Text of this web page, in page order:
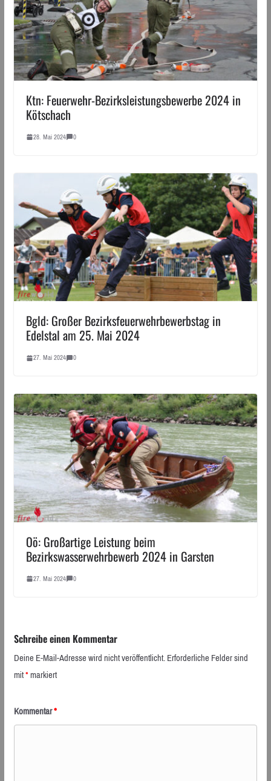
Ktn: Feuerwehr-Bezirksleistungsbewerbe 2024 in
Kötschach
28. Mai 2024 0
Bgld: Großer Bezirksfeuerwehrbewerbstag in
Edelstal am 25. Mai 2024
27. Mai 2024 0
Oö: Großartige Leistung beim
Bezirkswasserwehrbewerb 2024 in Garsten
27. Mai 2024 0
Schreibe einen Kommentar
Deine E-Mail-Adresse wird nicht veröffentlicht.Erforderliche Felder sind
mit*markiert
Kommentar*